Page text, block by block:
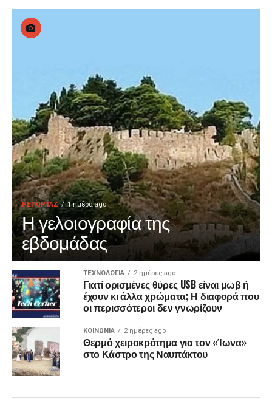
ΡΕΠΟΡΤΑΖ 1 ημέρα ago
Η γελοιογραφία της
εβδομάδας
ΤΕΧΝΟΛΟΓΙΑ 2 ημέρες ago
Γιατί ορισμένες θύρες USB είναι μωβ ή
έχουν κι άλλα χρώματα; Η διαφορά που
οι περισσότεροι δεν γνωρίζουν
ΚΟΙΝΩΝΙΑ 2 ημέρες ago
Θερμό χειροκρότημα για τον «Ίωνα»
στο Κάστρο της Ναυπάκτου